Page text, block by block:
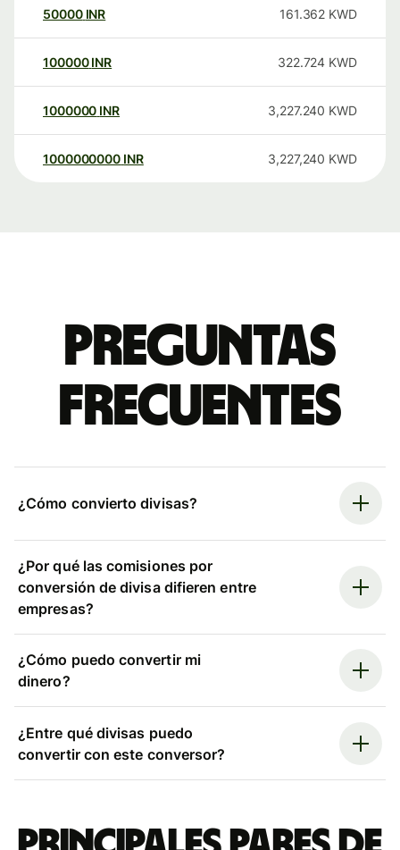
50000 INR 161.362 KWD
100000 INR 322.724 KWD
1000000 INR 3,227.240 KWD
1000000000 INR 3,227,240 KWD
Preguntas
frecuentes
¿Cómo convierto divisas?
¿Por qué las comisiones por
conversión de divisa difieren entre
empresas?
¿Cómo puedo convertir mi
dinero?
¿Entre qué divisas puedo
convertir con este conversor?